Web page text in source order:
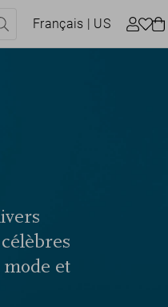
Français | US
et